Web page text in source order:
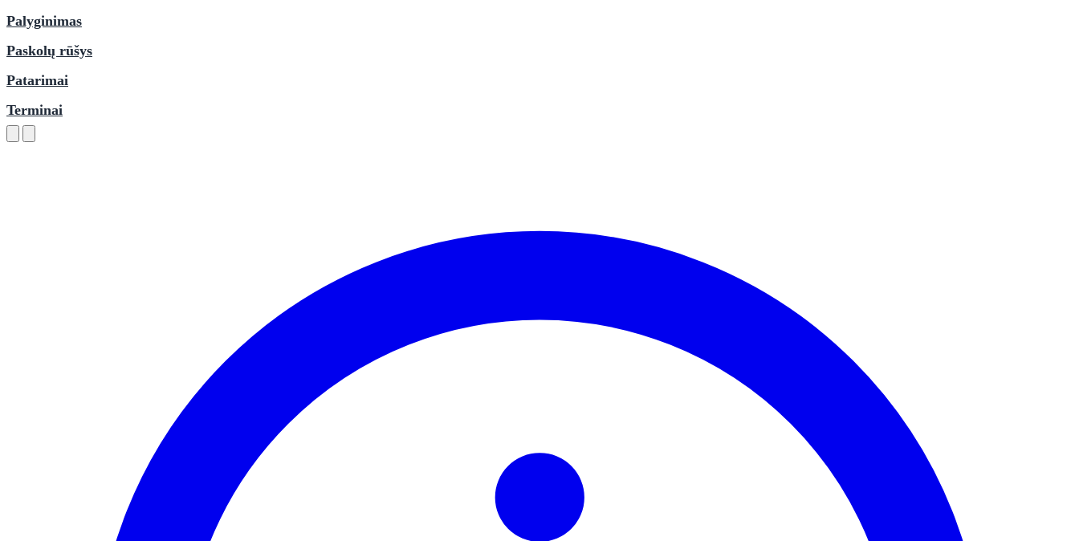
Palyginimas
Paskolų rūšys
Patarimai
Terminai